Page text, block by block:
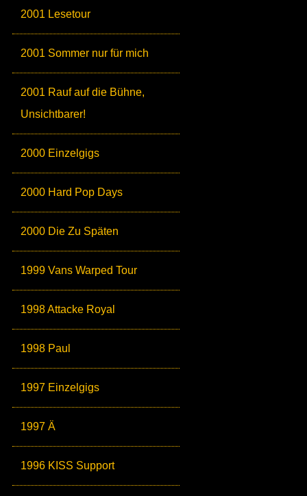
2001 Lesetour
2001 Sommer nur für mich
2001 Rauf auf die Bühne,
Unsichtbarer!
2000 Einzelgigs
2000 Hard Pop Days
2000 Die Zu Späten
1999 Vans Warped Tour
1998 Attacke Royal
1998 Paul
1997 Einzelgigs
1997 Ä
1996 KISS Support